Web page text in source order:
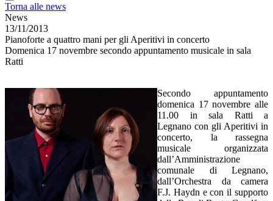
Torna alle news
News
13/11/2013
Pianoforte a quattro mani per gli Aperitivi in concerto
Domenica 17 novembre secondo appuntamento musicale in sala
Ratti
Secondo appuntamento
domenica 17 novembre alle
11.00 in sala Ratti a
Legnano con gli Aperitivi in
concerto, la rassegna
musicale organizzata
dall’Amministrazione
comunale di Legnano,
dall’Orchestra da camera
F.J. Haydn e con il supporto